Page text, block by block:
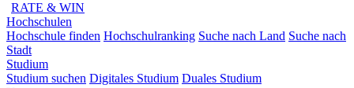
RATE & WIN
Hochschulen
Hochschule finden Hochschulranking Suche nach Land Suche nach
Stadt
Studium
Studium suchen Digitales Studium Duales Studium